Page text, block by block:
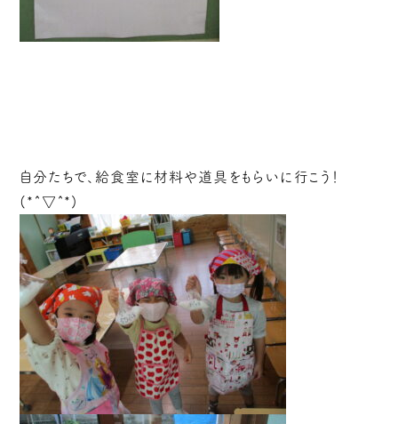
自分たちで、給食室に材料や道具をもらいに行こう！
(*^▽^*)